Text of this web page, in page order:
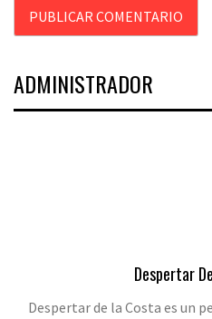
ADMINISTRADOR
Despertar
Despertar de la Costa es un